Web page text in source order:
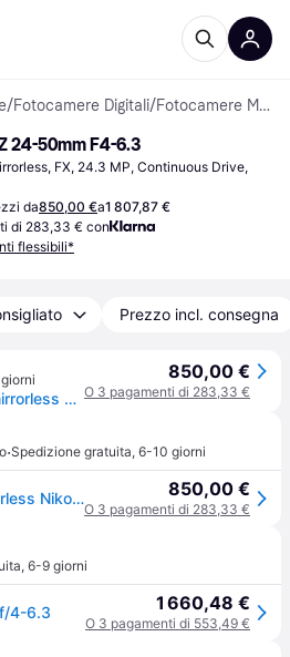
/Fotocamere Digitali/ Fotocamere Mirrorless
24-50mm F4-6.3
FX, 24.3 MP, Continuous Drive,
da850,00 €a1 807,87 €
di 283,33 € con
flessibili*
Prezzo incl. consegna
Fotocamera digitale mirrorless Nikon Z5 con obiettivo da 24-50 mm
850,00 €
O 3 pagamenti di 283,33 €
·Spedizione gratuita, 6-10 giorni
Fotocamera digitale mirrorless Nikon Z5 con obiettivo da 24-50 mm 850,00 €
O 3 pagamenti di 283,33 €
, 6-9 giorni
4-6.3 1 660,48 €
O 3 pagamenti di 553,49 €